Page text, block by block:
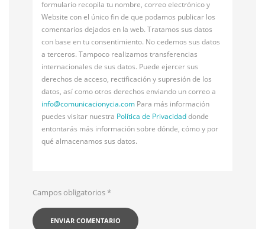
formulario recopila tu nombre, correo electrónico y
Website con el único fin de que podamos publicar los
comentarios dejados en la web. Tratamos sus datos
con base en tu consentimiento. No cedemos sus datos
a terceros. Tampoco realizamos transferencias
internacionales de sus datos. Puede ejercer sus
derechos de acceso, rectificación y supresión de los
datos, así como otros derechos enviando un correo a
info@comunicacionycia.com Para más información
puedes visitar nuestra Política de Privacidaddonde
entontarás más información sobre dónde, cómo y por
qué almacenamos sus datos.
Campos obligatorios*